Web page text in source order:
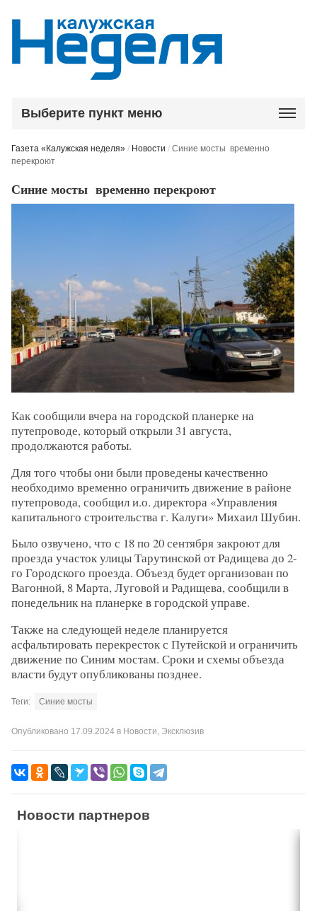
Выберите пункт меню
Газета «Калужская неделя» / Новости /Синие мосты временно
перекроют
Синие мосты временно перекроют
Как сообщили вчера на городской планерке на
путепроводе, который открыли 31 августа,
продолжаются работы.
Для того чтобы они были проведены качественно
необходимо временно ограничить движение в районе
путепровода, сообщил и.о. директора «Управления
капитального строительства г. Калуги» Михаил Шубин.
Было озвучено, что с 18 по 20 сентября закроют для
проезда участок улицы Тарутинской от Радищева до 2-
го Городского проезда. Объезд будет организован по
Вагонной, 8 Марта, Луговой и Радищева, сообщили в
понедельник на планерке в городской управе.
Также на следующей неделе планируется
асфальтировать перекресток с Путейской и ограничить
движение по Синим мостам. Сроки и схемы объезда
власти будут опубликованы позднее.
Теги: Синие мосты
Опубликовано 17.09.2024 в Новости, Эксклюзив
Новости партнеров